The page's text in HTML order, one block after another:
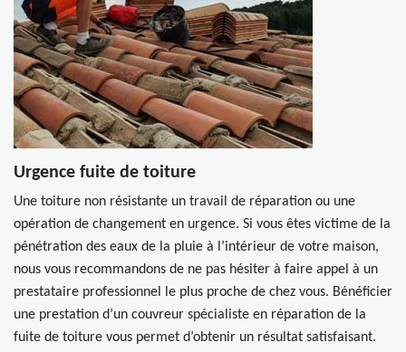
Urgence fuite de toiture
Une toiture non résistante un travail de réparation ou une
opération de changement en urgence. Si vous êtes victime de la
pénétration des eaux de la pluie à l’intérieur de votre maison,
nous vous recommandons de ne pas hésiter à faire appel à un
prestataire professionnel le plus proche de chez vous. Bénéficier
une prestation d’un couvreur spécialiste en réparation de la
fuite de toiture vous permet d’obtenir un résultat satisfaisant.